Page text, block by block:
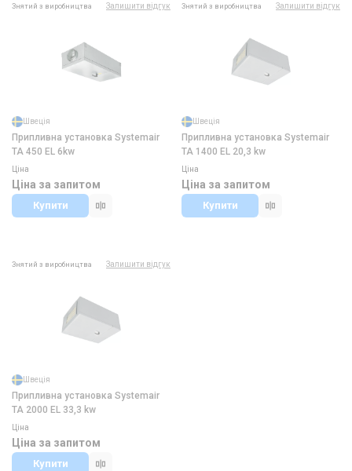
Знятий з виробництва Залишити відгук
Швеція
Припливна установка Systemair
TA 450 EL 6kw
Ціна
Ціна за запитом
Купити
Знятий з виробництва Залишити відгук
Швеція
Припливна установка Systemair
TA 1400 EL 20,3 kw
Ціна
Ціна за запитом
Купити
Знятий з виробництва Залишити відгук
Швеція
Припливна установка Systemair
TA 2000 EL 33,3 kw
Ціна
Ціна за запитом
Купити